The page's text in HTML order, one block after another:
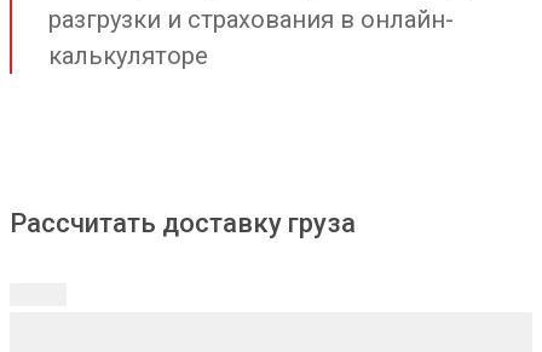
разгрузки и страхования в онлайн-
калькуляторе
Рассчитать доставку груза